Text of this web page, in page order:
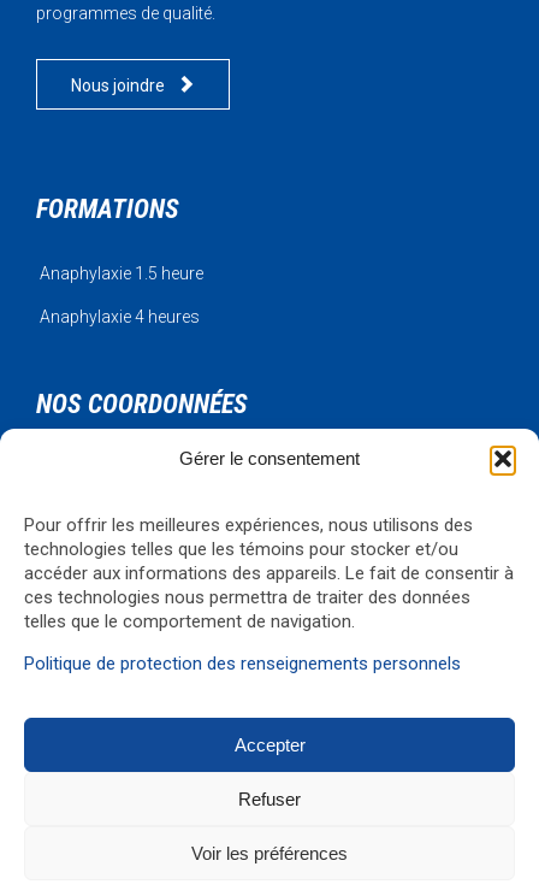
Gérer le consentement
Pour offrir les meilleures expériences, nous utilisons des
technologies telles que les témoins pour stocker et/ou
accéder aux informations des appareils. Le fait de consentir à
ces technologies nous permettra de traiter des données
telles que le comportement de navigation.
Politique de protection des renseignements personnels
Accepter
Refuser
Voir les préférences
programmes de qualité.
Nous joindre 
FORMATIONS
Anaphylaxie 1.5 heure
Anaphylaxie 4 heures
NOS COORDONNÉES
Urgence Bois-Francs Inc.
Téléphone: 819-330-4344
Courriel:formations@ubf.coop
Visualiser la carte →
© 2017 RéalisationG1 Média